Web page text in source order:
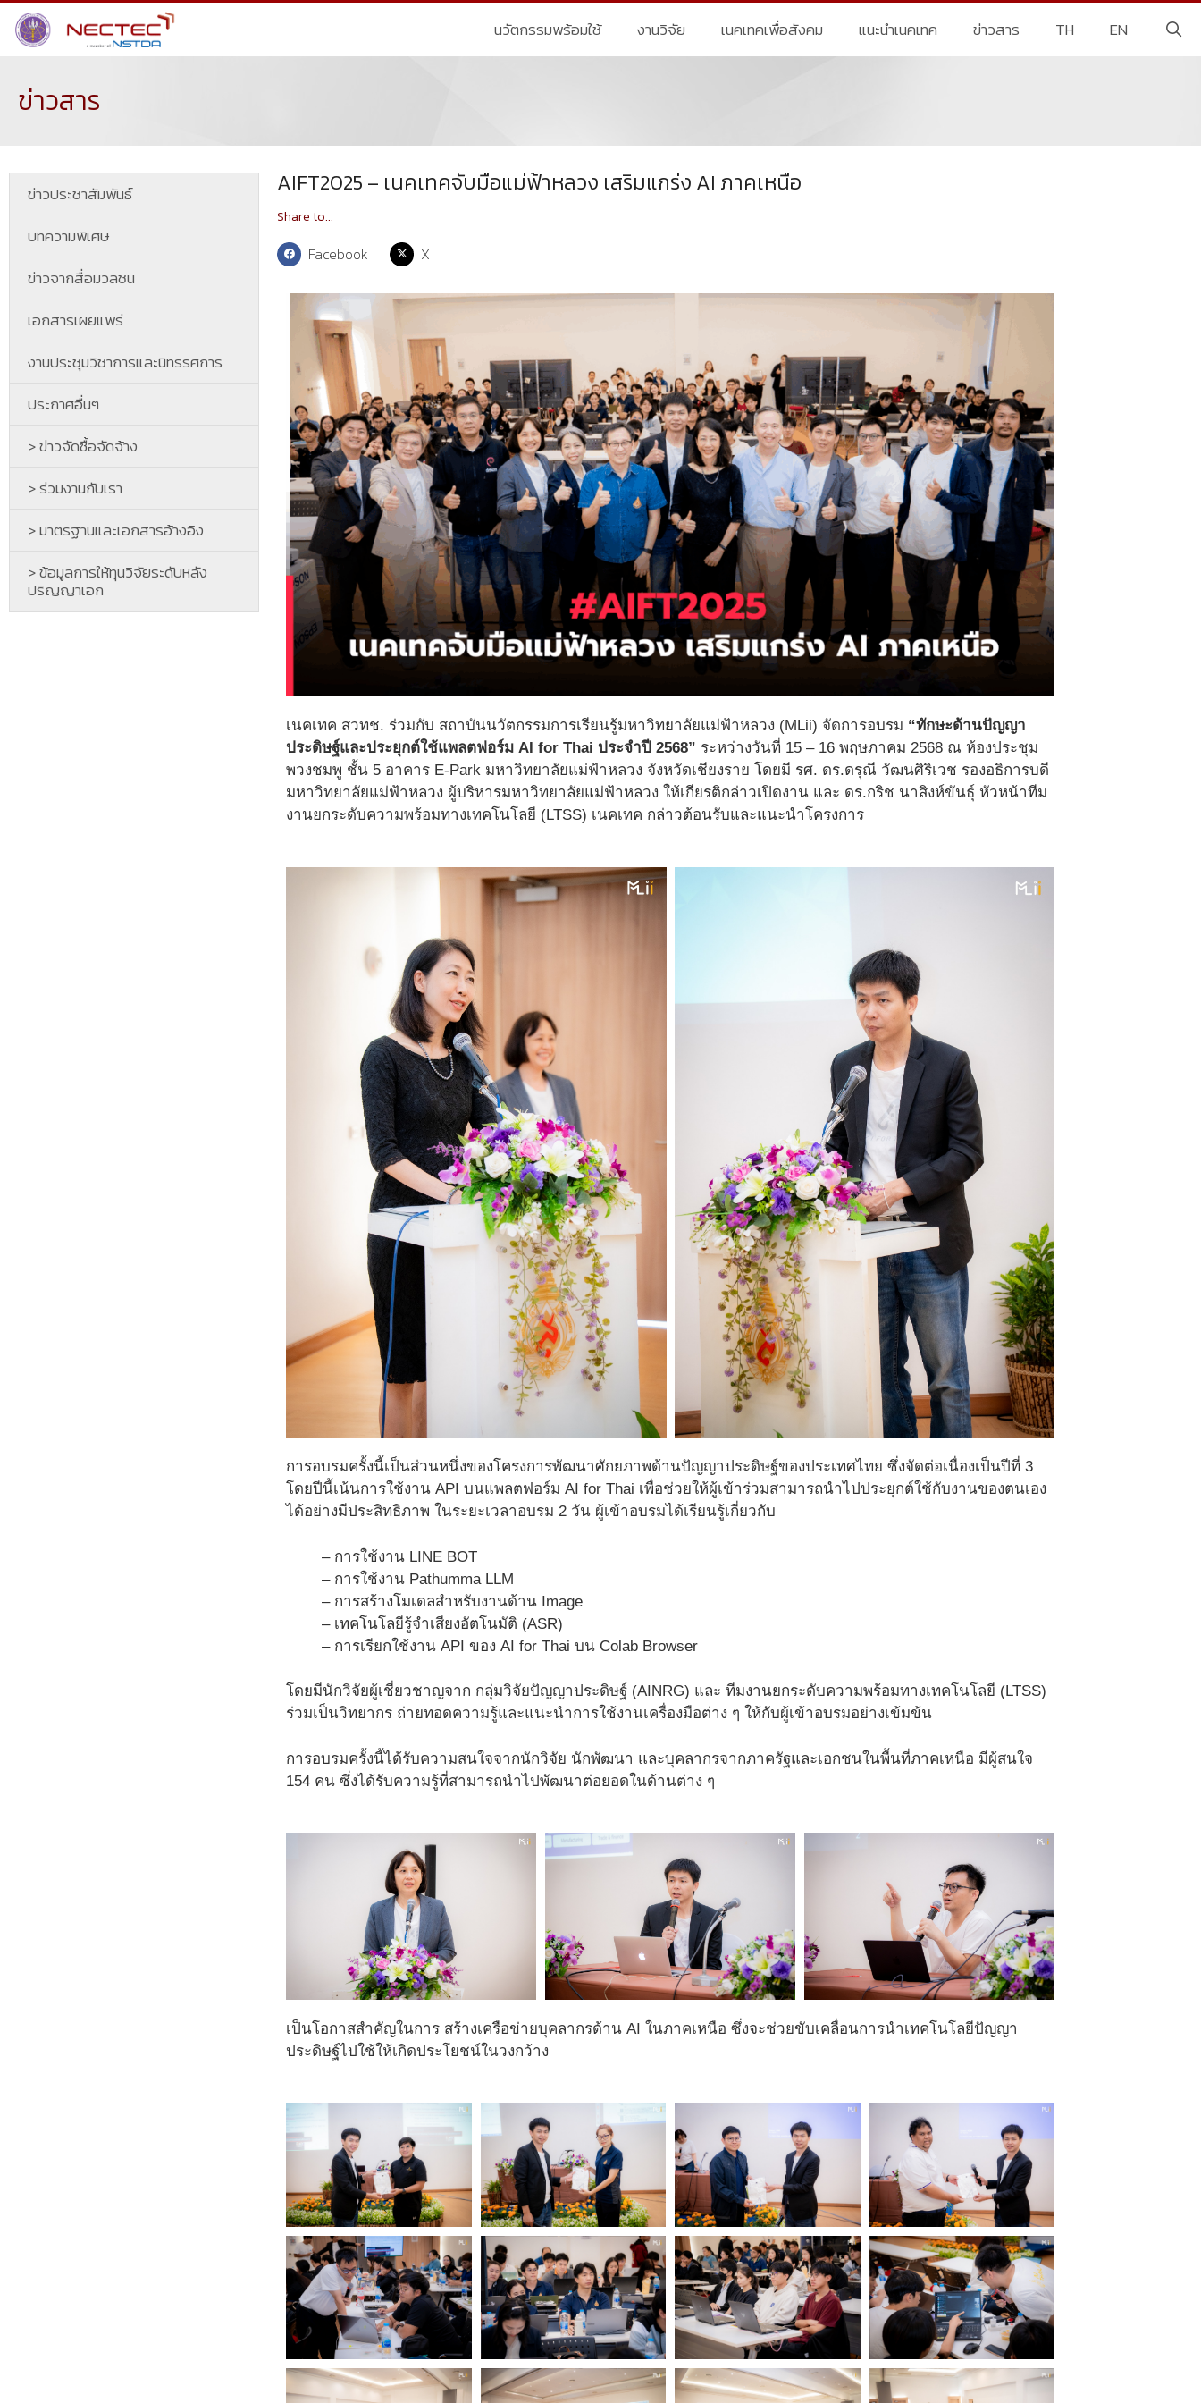
นวัตกรรมพร้อมใช้ งานวิจัย เนคเทคเพื่อสังคม แนะนำเนคเทค ข่าวสาร TH EN
ข่าวสาร
ข่าวประชาสัมพันธ์
บทความพิเศษ
ข่าวจากสื่อมวลชน
เอกสารเผยแพร่
งานประชุมวิชาการและนิทรรศการ
ประกาศอื่นๆ
> ข่าวจัดซื้อจัดจ้าง
> ร่วมงานกับเรา
> มาตรฐานและเอกสารอ้างอิง
> ข้อมูลการให้ทุนวิจัยระดับหลัง
ปริญญาเอก
AIFT2025 – เนคเทคจับมือแม่ฟ้าหลวง เสริมแกร่ง AI ภาคเหนือ
Share to...
Facebook X
เนคเทค สวทช. ร่วมกับ สถาบันนวัตกรรมการเรียนรู้มหาวิทยาลัยแม่ฟ้าหลวง (MLii) จัดการอบรม “ทักษะด้านปัญญา
ประดิษฐ์และประยุกต์ใช้แพลตฟอร์ม AI for Thai ประจำปี 2568” ระหว่างวันที่ 15 – 16 พฤษภาคม 2568 ณ ห้องประชุม
พวงชมพู ชั้น 5 อาคาร E-Park มหาวิทยาลัยแม่ฟ้าหลวง จังหวัดเชียงราย โดยมี รศ. ดร.ดรุณี วัฒนศิริเวช รองอธิการบดี
มหาวิทยาลัยแม่ฟ้าหลวง ผู้บริหารมหาวิทยาลัยแม่ฟ้าหลวง ให้เกียรติกล่าวเปิดงาน และ ดร.กริช นาสิงห์ขันธุ์ หัวหน้าทีม
งานยกระดับความพร้อมทางเทคโนโลยี (LTSS) เนคเทค กล่าวต้อนรับและแนะนำโครงการ
การอบรมครั้งนี้เป็นส่วนหนึ่งของโครงการพัฒนาศักยภาพด้านปัญญาประดิษฐ์ของประเทศไทย ซึ่งจัดต่อเนื่องเป็นปีที่ 3
โดยปีนี้เน้นการใช้งาน API บนแพลตฟอร์ม AI for Thai เพื่อช่วยให้ผู้เข้าร่วมสามารถนำไปประยุกต์ใช้กับงานของตนเอง
ได้อย่างมีประสิทธิภาพ ในระยะเวลาอบรม 2 วัน ผู้เข้าอบรมได้เรียนรู้เกี่ยวกับ
– การใช้งาน LINE BOT
– การใช้งาน Pathumma LLM
– การสร้างโมเดลสำหรับงานด้าน Image
– เทคโนโลยีรู้จำเสียงอัตโนมัติ (ASR)
– การเรียกใช้งาน API ของ AI for Thai บน Colab Browser
โดยมีนักวิจัยผู้เชี่ยวชาญจาก กลุ่มวิจัยปัญญาประดิษฐ์ (AINRG) และ ทีมงานยกระดับความพร้อมทางเทคโนโลยี (LTSS)
ร่วมเป็นวิทยากร ถ่ายทอดความรู้และแนะนำการใช้งานเครื่องมือต่าง ๆ ให้กับผู้เข้าอบรมอย่างเข้มข้น
การอบรมครั้งนี้ได้รับความสนใจจากนักวิจัย นักพัฒนา และบุคลากรจากภาครัฐและเอกชนในพื้นที่ภาคเหนือ มีผู้สนใจ
154 คน ซึ่งได้รับความรู้ที่สามารถนำไปพัฒนาต่อยอดในด้านต่าง ๆ
เป็นโอกาสสำคัญในการ สร้างเครือข่ายบุคลากรด้าน AI ในภาคเหนือ ซึ่งจะช่วยขับเคลื่อนการนำเทคโนโลยีปัญญา
ประดิษฐ์ไปใช้ให้เกิดประโยชน์ในวงกว้าง